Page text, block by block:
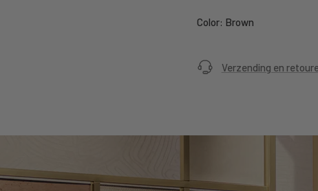
Color: Brown
Verzending en